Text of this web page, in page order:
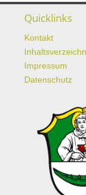
Quicklinks
Kontakt
Impressum
Datenschutz